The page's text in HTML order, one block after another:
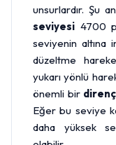
unsurlardır. Şu
seviyesi 4700
seviyenin altına
düzeltme
yukarı yönlü
önemli bir
Eğer bu seviye
daha yüksek